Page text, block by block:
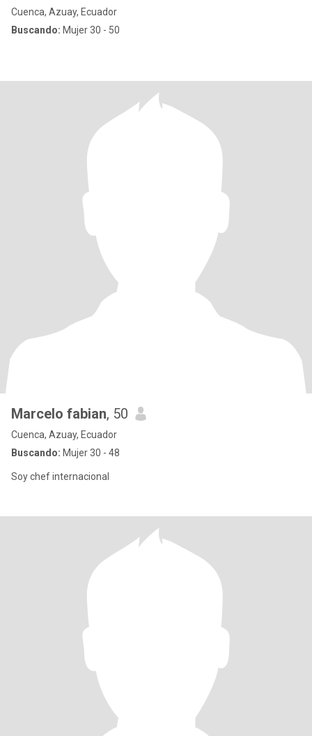
Cuenca, Azuay, Ecuador
Buscando: Mujer 30 - 50
Marcelo fabian, 50
Cuenca, Azuay, Ecuador
Buscando: Mujer 30 - 48
Soy chef internacional